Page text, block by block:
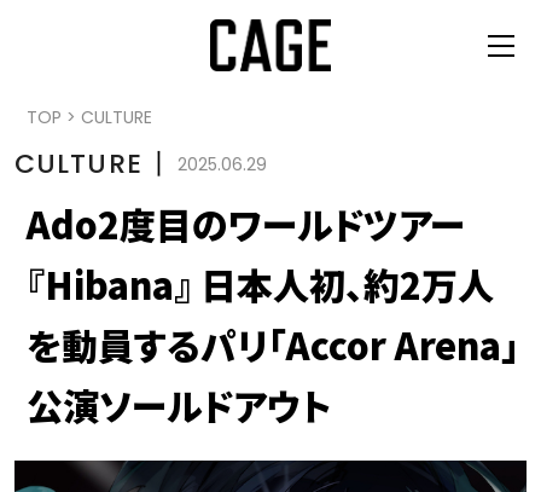
TOP > CULTURE
CULTURE 丨 2025.06.29
Ado2度目のワールドツアー
『Hibana』 日本人初、約2万人
を動員するパリ「Accor Arena」
公演ソールドアウト